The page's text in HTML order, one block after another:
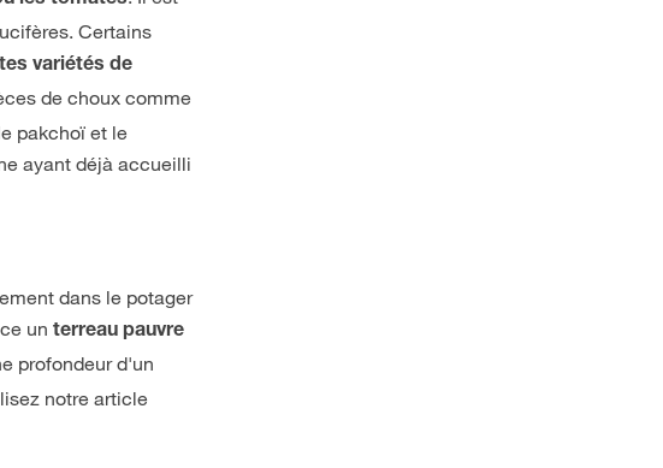
Certains
variétés de
de choux comme
pakchoï et le
ayant déjà accueilli
dans le potager
unterreau pauvre
profondeur d'un
notre article